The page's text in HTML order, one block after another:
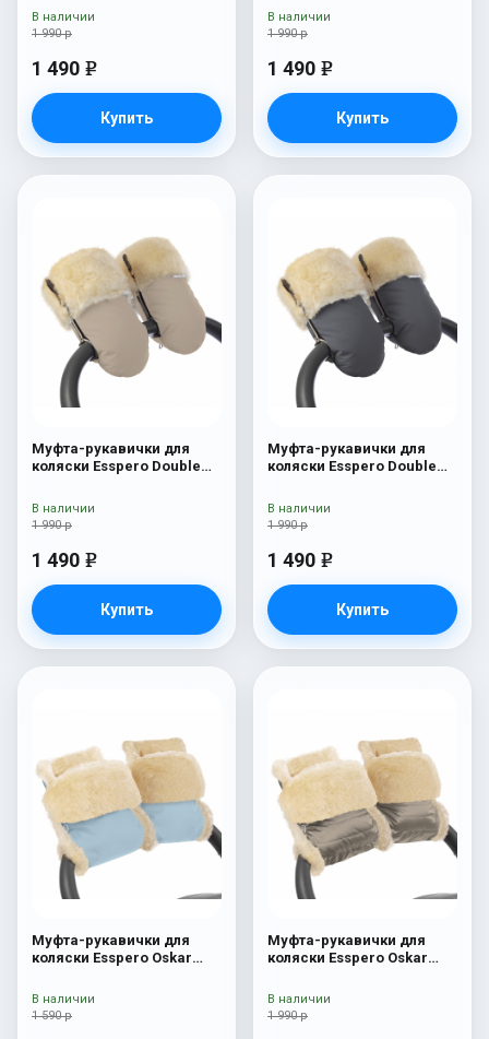
Navy
1 990 р
1 490 e
Купить
В наличии
Chocolat
1 990 р
1 490 e
Купить
В наличии
Муфта-рукавички для
коляски Esspero Double
Beige
1 990 р
1 490 e
Купить
В наличии
Муфта-рукавички для
коляски Esspero Double
Grey
1 990 р
1 490 e
Купить
В наличии
Муфта-рукавички для
коляски Esspero Oskar
Blue Mountain
1 590 р
В наличии
Муфта-рукавички для
коляски Esspero Oskar
Almond
1 990 р
В наличии